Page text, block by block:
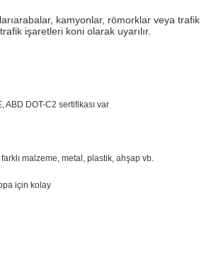
arabalar, kamyonlar, römorklar veya trafik
işaretleri koni olarak uyarılır.
ABD DOT-C2 sertifikası var
farklı malzeme, metal, plastik, ahşap vb.
için kolay